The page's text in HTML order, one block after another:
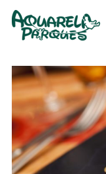
para
conteúdo